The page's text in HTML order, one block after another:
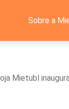
Sobre a
Mietubl